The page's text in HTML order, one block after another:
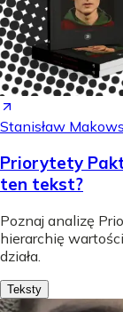
Stanisław
Priorytety
ten tekst?
Poznaj analizę
hierarchię
działa.
Teksty